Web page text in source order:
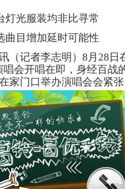
光服装均非比寻常
目增加延时可能性
记者李志明）8月28日
唱会开唱在即，身经百战
家门口举办演唱会会紧